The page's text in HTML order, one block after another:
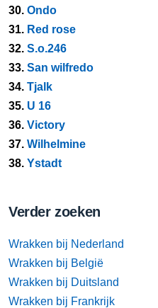
30. Ondo
31. Red rose
32. S.o.246
33. San wilfredo
34. Tjalk
35. U 16
36. Victory
37. Wilhelmine
38. Ystadt
Verder zoeken
Wrakken bij Nederland
Wrakken bij België
Wrakken bij Duitsland
Wrakken bij Frankrijk